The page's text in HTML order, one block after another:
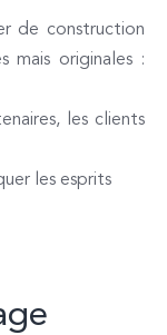
de construction
mais originales :
les clients
les esprits